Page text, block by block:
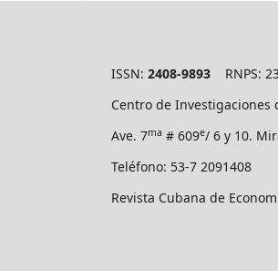
ISSN: 2408-9893 RNPS:
Centro de Investigaciones
Ave. 7ma # 609e/ 6 y 10.
Teléfono: 53-7 2091408
Revista Cubana de